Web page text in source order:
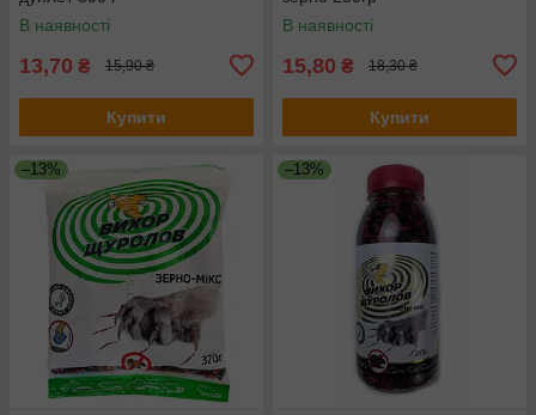
В наявності
13,70 ₴ 15,90 ₴
Купити
В наявності
15,80 ₴ 18,30 ₴
Купити
–13% –13%